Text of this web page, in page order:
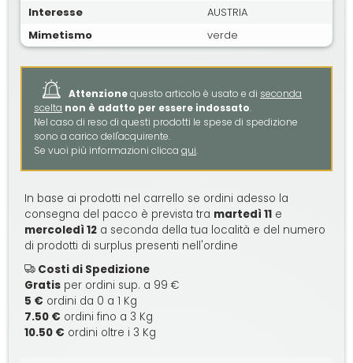
Interesse
AUSTRIA
Mimetismo
verde
Attenzionequesto articolo è usato e di seconda
scelta non è adatto per essere indossato.
Nel caso di reso di questi prodotti le spese di spedizione
sono a carico dell'acquirente.
Se vuoi più informazioni cliccaqui.
In base ai prodotti nel carrello se ordini adesso la
consegna del pacco è prevista tra martedì 11 e
mercoledì 12 a seconda della tua località e del numero
di prodotti di surplus presenti nell'ordine
Costi di Spedizione
Gratis per ordini sup. a 99 €
5 € ordini da 0 a 1 Kg
7.50 € ordini fino a 3 Kg
10.50 € ordini oltre i 3 Kg